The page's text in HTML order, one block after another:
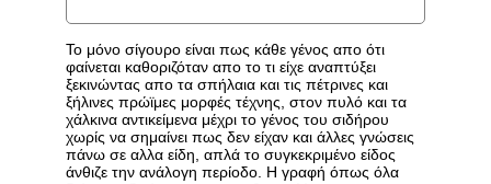
Το μόνο σίγουρο είναι πως κάθε γένος απο ότι
φαίνεται καθοριζόταν απο το τι είχε αναπτύξει
ξεκινώντας απο τα σπήλαια και τις πέτρινες και
ξήλινες πρώϊμες μορφές τέχνης, στον πυλό και τα
χάλκινα αντικείμενα μέχρι το γένος του σιδήρου
χωρίς να σημαίνει πως δεν είχαν και άλλες γνώσεις
πάνω σε αλλα είδη, απλά το συγκεκριμένο είδος
άνθιζε την ανάλογη περίοδο. Η γραφή όπως όλα